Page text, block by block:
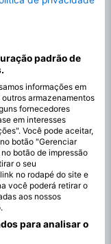
padrão de
informações em
armazenamentos
fornecedores
em interesses
Você pode aceitar,
botão "Gerenciar
botão de impressão
o seu
no rodapé do site e
você poderá retirar o
aos nossos
para analisar o